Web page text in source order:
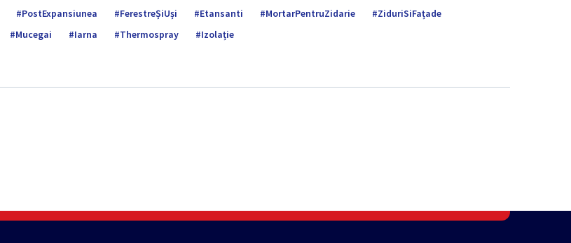
PostExpansiunea FerestreȘiUși Etansanti MortarPentruZidarie
ZiduriSiFațade
Mucegai Iarna Thermospray Izolație